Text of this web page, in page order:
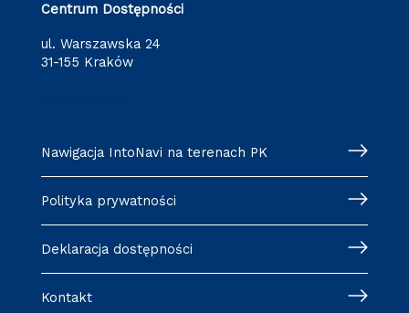
Centrum Dostępności
ul. Warszawska 24
31-155 Kraków
Nawigacja IntoNavi na terenach PK
Polityka prywatności
Deklaracja dostępności
Kontakt